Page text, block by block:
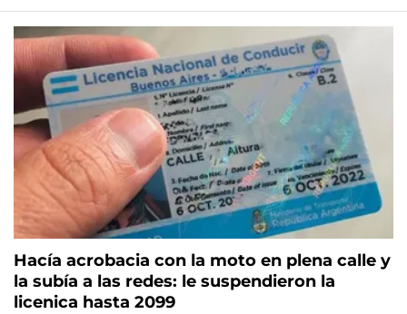
Hacía acrobacia con la moto en plena calle y
la subía a las redes: le suspendieron la
licenica hasta 2099